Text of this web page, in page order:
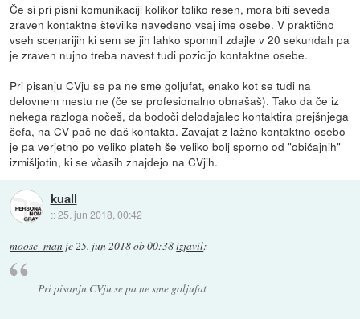
Če si pri pisni komunikaciji kolikor toliko resen, mora biti seveda
zraven kontaktne številke navedeno vsaj ime osebe. V praktično
vseh scenarijih ki sem se jih lahko spomnil zdajle v 20 sekundah pa
je zraven nujno treba navest tudi pozicijo kontaktne osebe.
Pri pisanju CVju se pa ne sme goljufat, enako kot se tudi na
delovnem mestu ne (če se profesionalno obnašaš). Tako da če iz
nekega razloga nočeš, da bodoči delodajalec kontaktira prejšnjega
šefa, na CV pač ne daš kontakta. Zavajat z lažno kontaktno osebo
je pa verjetno po veliko plateh še veliko bolj sporno od "običajnih"
izmišljotin, ki se včasih znajdejo na CVjih.
kuall
::25. jun 2018, 00:42
moose_man je25. jun 2018 ob 00:38izjavil:
Pri pisanju CVju se pa ne sme goljufat